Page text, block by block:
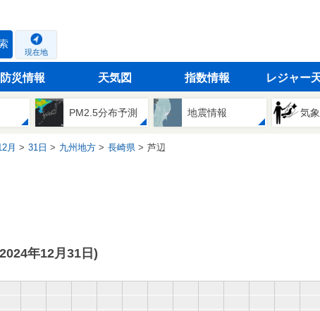
現在地
防災情報 天気図 指数情報 レジャー
PM2.5分布予測 地震情報 気
月 31日 九州地方 長崎県 芦辺
年12月31日)